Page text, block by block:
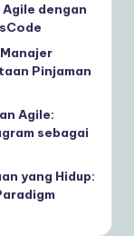
dengan
Pinjaman
Agile:
sebagai
yang Hidup: